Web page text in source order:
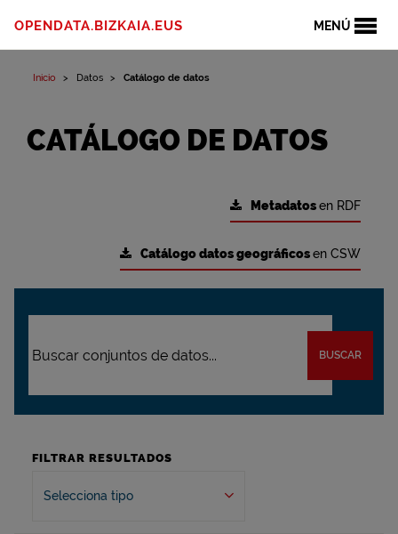
MENÚ
OPENDATA.BIZKAIA.EUS
Inicio Datos Catálogo de datos
CATÁLOGO DE DATOS
Metadatosen RDF
Catálogo datos geográficosen CSW
BUSCAR
FILTRAR RESULTADOS
Selecciona tipo